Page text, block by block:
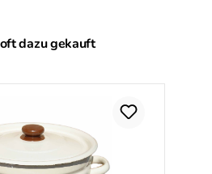
dazu gekauft